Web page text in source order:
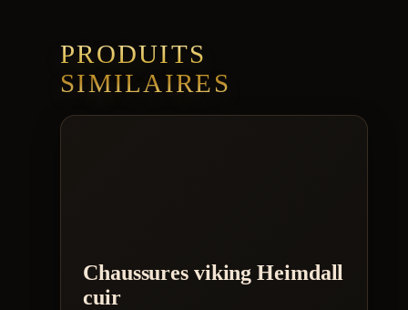
PRODUITS
SIMILAIRES
Chaussures viking Heimdall
cuir